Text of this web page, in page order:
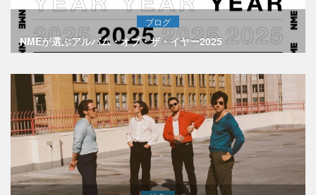
ブログ
NMEが選ぶアルバム・オブ・ザ・イヤー2025